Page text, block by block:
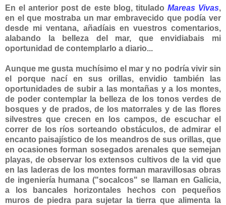
En el anterior post de este blog, titulado Mareas Vivas,
en el que mostraba un mar embravecido que podía ver
desde mi ventana, añadíais en vuestros comentarios,
alabando la belleza del mar, que envidiabais mi
oportunidad de contemplarlo a diario...
Aunque me gusta muchísimo el mar y no podría vivir sin
el porque nací en sus orillas, envidio también las
oportunidades de subir a las montañas y a los montes,
de poder contemplar la belleza de los tonos verdes de
bosques y de prados, de los matorrales y de las flores
silvestres que crecen en los campos, de escuchar el
correr de los ríos sorteando obstáculos, de admirar el
encanto paisajístico de los meandros de sus orillas, que
en ocasiones forman sosegados arenales que semejan
playas, de observar los extensos cultivos de la vid que
en las laderas de los montes forman maravillosas obras
de ingeniería humana ("socalcos" se llaman en Galicia,
a los bancales horizontales hechos con pequeños
muros de piedra para sujetar la tierra que alimenta la